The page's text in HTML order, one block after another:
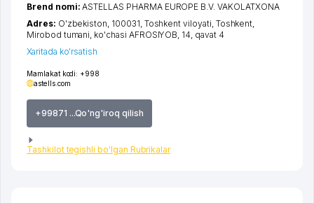
Mamlakat kodi: +998
astells.com
+99871 ...Qo'ng'iroq qilish
Tashkilot tegishli bo'lgan Rubrikalar
Brend nomi:ASTELLAS PHARMA EUROPE B.V. VAKOLATXONA
Adres: O'zbekiston, 100031, Toshkent viloyati Toshkent
Mirobod tumani ko'chasi AFROSIYOB , 14, qavat 4
Xaritada ko'rsatish